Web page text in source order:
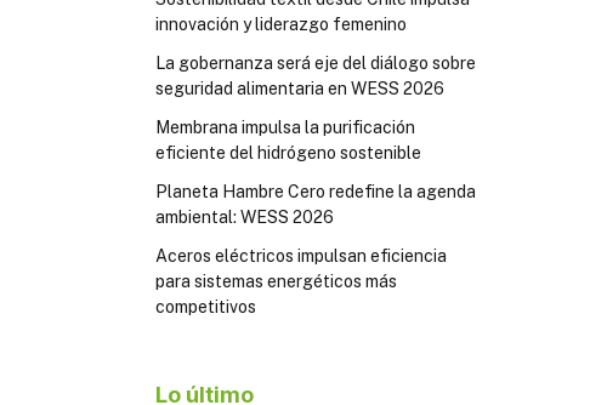
innovación y liderazgo femenino
La gobernanza será eje del diálogo sobre
seguridad alimentaria en WESS 2026
Membrana impulsa la purificación
eficiente del hidrógeno sostenible
Planeta Hambre Cero redefine la agenda
ambiental: WESS 2026
Aceros eléctricos impulsan eficiencia
para sistemas energéticos más
competitivos
Lo último